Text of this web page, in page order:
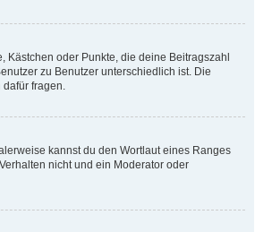
Kästchen oder Punkte, die deine Beitragszahl
zu Benutzer unterschiedlich ist. Die
fragen.
kannst du den Wortlaut eines Ranges
nicht und ein Moderator oder